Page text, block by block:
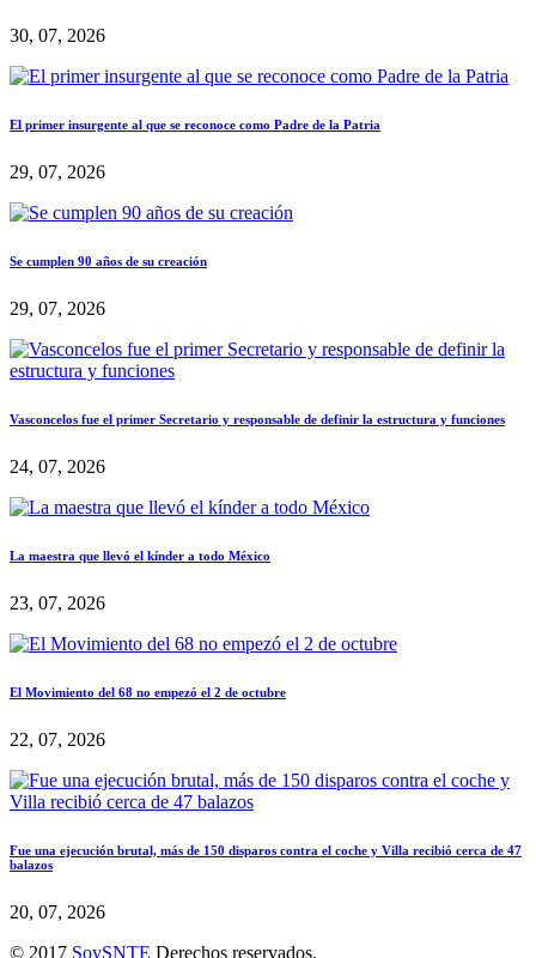
30, 07, 2026
El primer insurgente al que se reconoce como Padre de la Patria
29, 07, 2026
Se cumplen 90 años de su creación
29, 07, 2026
Vasconcelos fue el primer Secretario y responsable de definir la estructura y funciones
24, 07, 2026
La maestra que llevó el kínder a todo México
23, 07, 2026
El Movimiento del 68 no empezó el 2 de octubre
22, 07, 2026
Fue una ejecución brutal, más de 150 disparos contra el coche y Villa recibió cerca de 47
balazos
20, 07, 2026
© 2017 SoySNTE Derechos reservados.